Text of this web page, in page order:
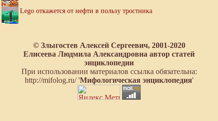
Lego откажется от нефти в пользу тростника
© Злыгостев Алексей Сергеевич, 2001-2020
Елисеева Людмила Александровна автор статей
энциклопедии
При использовании материалов ссылка обязательна:
http://mifolog.ru/ 'Мифологическая энциклопедия'